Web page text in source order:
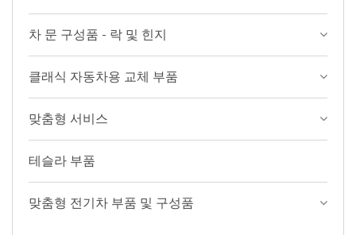
차 문 구성품 - 락 및 힌지
클래식 자동차용 교체 부품
맞춤형 서비스
테슬라 부품
맞춤형 전기차 부품 및 구성품